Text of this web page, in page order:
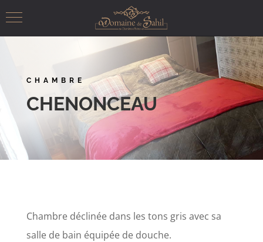
CHAMBRE
CHENONCEAU
Chambre déclinée dans les tons gris avec sa
salle de bain équipée de douche.